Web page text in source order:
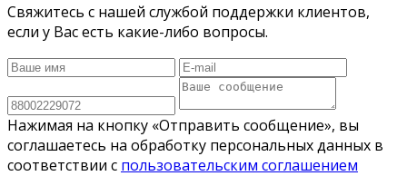
Свяжитесь с нашей службой поддержки клиентов,
если у Вас есть какие-либо вопросы.
Нажимая на кнопку «Отправить сообщение», вы
соглашаетесь на обработку персональных данных в
соответствии с пользовательским соглашением